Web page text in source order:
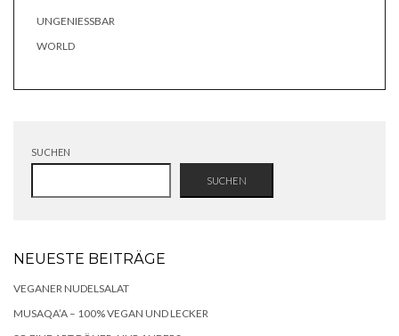
UNGENIESSBAR
WORLD
SUCHEN
SUCHEN
NEUESTE BEITRÄGE
VEGANER NUDELSALAT
MUSAQA’A – 100% VEGAN UND LECKER